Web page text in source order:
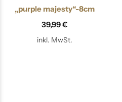
„purple majesty“-8cm
39,99€
inkl. MwSt.